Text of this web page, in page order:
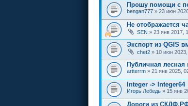
Прошу помощи с
bengan777 » 23 июн
Не отображается
SEN » 23 янв 2017,
Экспорт из QGIS
chet2 » 10 июн
Публичная лесная
artterrm » 21 янв 2025,
Integer -> Integer64
Игорь Лебедь » 15 янв
Дороги из